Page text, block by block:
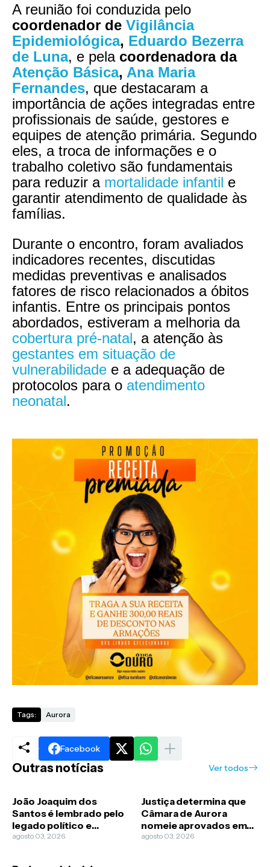
A reunião foi conduzida pelo
coordenador de Vigilância
Epidemiológica, Eduardo Bezerra
de Luna, e pela coordenadora da
Atenção Básica, Ana Maria
Fernandes, que destacaram a
importância de ações integradas entre
profissionais de saúde, gestores e
equipes de atenção primária. Segundo
eles, a troca de informações e o
trabalho coletivo são fundamentais
para reduzir a mortalidade infantil e
garantir atendimento de qualidade às
famílias.
Durante o encontro, foram avaliados
indicadores recentes, discutidas
medidas preventivas e analisados
fatores de risco relacionados a óbitos
infantis. Entre os principais pontos
abordados, estiveram a melhoria da
cobertura pré-natal, a atenção às
gestantes em situação de
vulnerabilidade e a adequação de
protocolos para o atendimento
neonatal.
Tags: Aurora
Facebook
Outras notícias Ver todos
João Joaquim dos
Santos é lembrado pelo
legado político e
econômico em Aurora
agosto 03, 2026
Justiça determina que
Câmara de Aurora
nomeie aprovados em
concurso público
agosto 03, 2026